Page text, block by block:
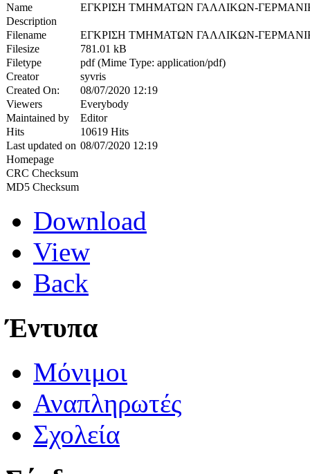
Name
ΕΓΚΡΙΣΗ ΤΜΗΜΑΤΩΝ ΓΑΛΛΙΚΩΝ-
Description
Filename
ΕΓΚΡΙΣΗ ΤΜΗΜΑΤΩΝ ΓΑΛΛΙΚΩΝ-
Filesize
781.01 kB
Filetype
pdf (Mime Type: application/pdf)
Creator
syvris
Created On:
08/07/2020 12:19
Viewers
Everybody
Maintained by
Editor
Hits
10619 Hits
Last updated on 08/07/2020 12:19
Homepage
CRC Checksum
MD5 Checksum
Download
View
Back
Έντυπα
Μόνιμοι
Αναπληρωτές
Σχολεία